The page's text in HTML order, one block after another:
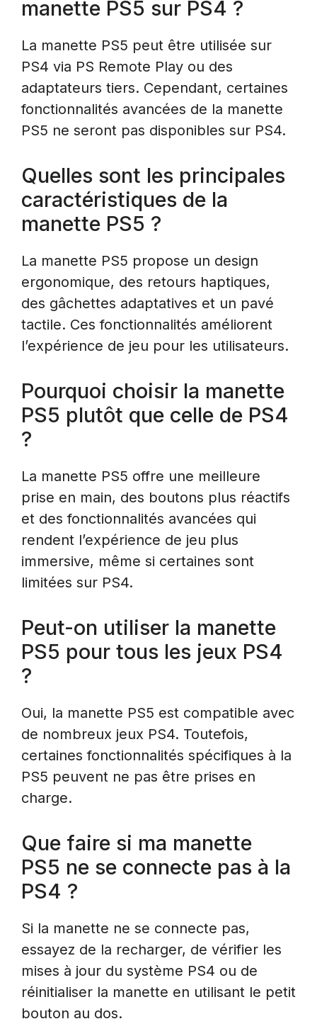
manette PS5 sur PS4 ?
La manette PS5 peut être utilisée sur
PS4 via PS Remote Play ou des
adaptateurs tiers. Cependant, certaines
fonctionnalités avancées de la manette
PS5 ne seront pas disponibles sur PS4.
Quelles sont les principales
caractéristiques de la
manette PS5 ?
La manette PS5 propose un design
ergonomique, des retours haptiques,
des gâchettes adaptatives et un pavé
tactile. Ces fonctionnalités améliorent
l’expérience de jeu pour les utilisateurs.
Pourquoi choisir la manette
PS5 plutôt que celle de PS4
?
La manette PS5 offre une meilleure
prise en main, des boutons plus réactifs
et des fonctionnalités avancées qui
rendent l’expérience de jeu plus
immersive, même si certaines sont
limitées sur PS4.
Peut-on utiliser la manette
PS5 pour tous les jeux PS4
?
Oui, la manette PS5 est compatible avec
de nombreux jeux PS4. Toutefois,
certaines fonctionnalités spécifiques à la
PS5 peuvent ne pas être prises en
charge.
Que faire si ma manette
PS5 ne se connecte pas à la
PS4 ?
Si la manette ne se connecte pas,
essayez de la recharger, de vérifier les
mises à jour du système PS4 ou de
réinitialiser la manette en utilisant le petit
bouton au dos.